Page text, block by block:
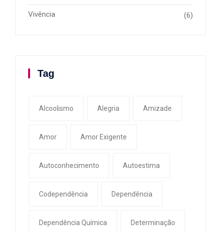
Vivência (6)
Tag
Alcoolismo Alegria Amizade
Amor Amor Exigente
Autoconhecimento Autoestima
Codependência Dependência
Dependência Química Determinação